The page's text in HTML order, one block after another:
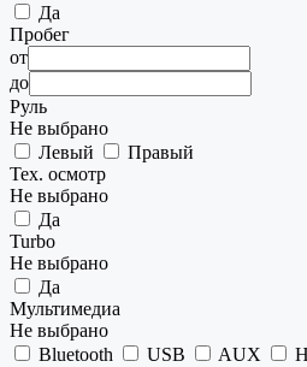
Да
Пробег
от
до
Руль
Не выбрано
Левый
Правый
Тех. осмотр
Не выбрано
Да
Turbo
Не выбрано
Да
Мультимедиа
Не выбрано
Bluetooth
USB AUX